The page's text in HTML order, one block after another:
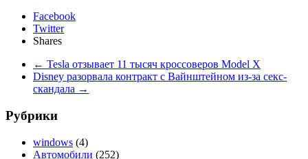
Facebook
Twitter
Shares
← Tesla отзывает 11 тысяч кроссоверов Model X
Disney разорвала контракт с Вайнштейном из-за секс-
скандала →
Рубрики
windows (4)
Автомобили (252)